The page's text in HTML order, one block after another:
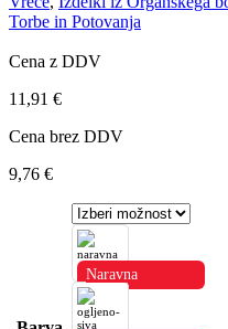
Torbe in Potovanja
Cena z DDV
11,91 €
Cena brez DDV
9,76 €
Naravna